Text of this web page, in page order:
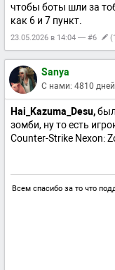
чтобы боты шли за
как 6 и 7 пункт.
23.05.2026 в 14:04 — #6
Sanya
С нами: 4810 дней
Hai_Kazuma_Desu,
зомби, ну то есть
Counter-Strike Nexon:
Всем спасибо за то что